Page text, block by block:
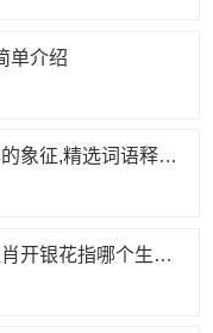
单介绍
兔儿爷是什么神仙: 兔儿爷是什么样的象征,精选词语释义剖析
今期生肖开银花指哪个生肖: 今期生肖开银花指哪个生肖呢,精选词语释义剖析